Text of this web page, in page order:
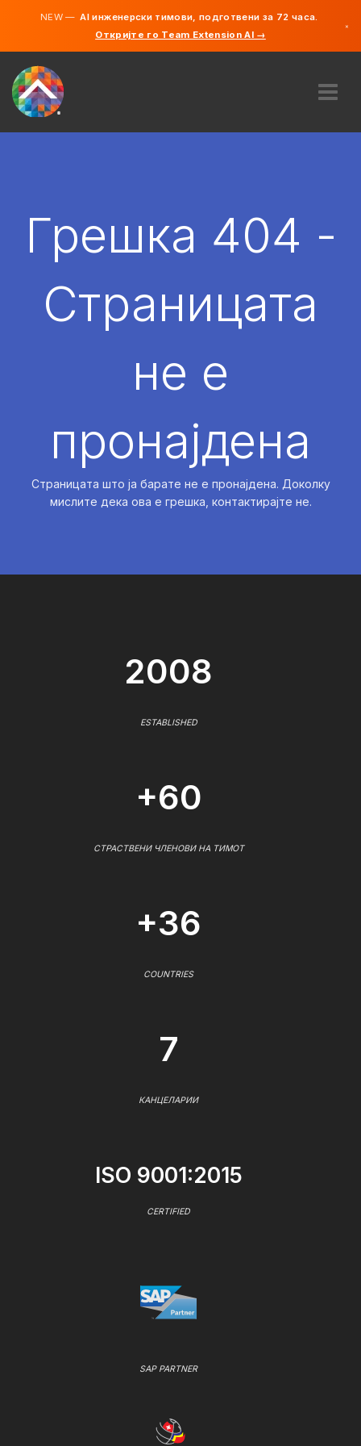
NEW —AI инженерски тимови, подготвени за 72 часа.
Откријте го Team Extension AI →
×
АНГАЖИРАЈ
Грешка 404 -
Страницата
не е
пронајдена
Страницата што ја барате не е пронајдена. Доколку
мислите дека ова е грешка, контактирајте не.
2008
ESTABLISHED
+60
СТРАСТВЕНИ ЧЛЕНОВИ НА ТИМОТ
+36
COUNTRIES
7
КАНЦЕЛАРИИ
ISO 9001:2015
CERTIFIED
SAP PARTNER